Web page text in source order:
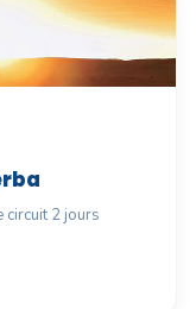
circuit 2 jours